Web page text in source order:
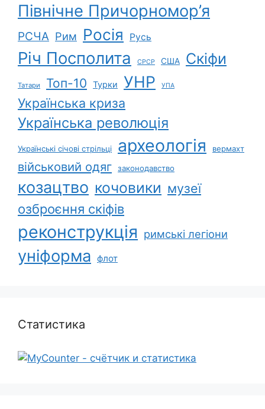
Північне Причорномор’я
РСЧА Рим Росія Русь
Річ Посполита СРСР США Скіфи
Татари Топ-10 Турки УНР УПА
Українська криза
Українська революція
Українські січові стрільці археологія вермахт
військовий одяг законодавство
козацтво кочовики музеї
озброєння скіфів
реконструкція римські легіони
уніформа флот
Статистика